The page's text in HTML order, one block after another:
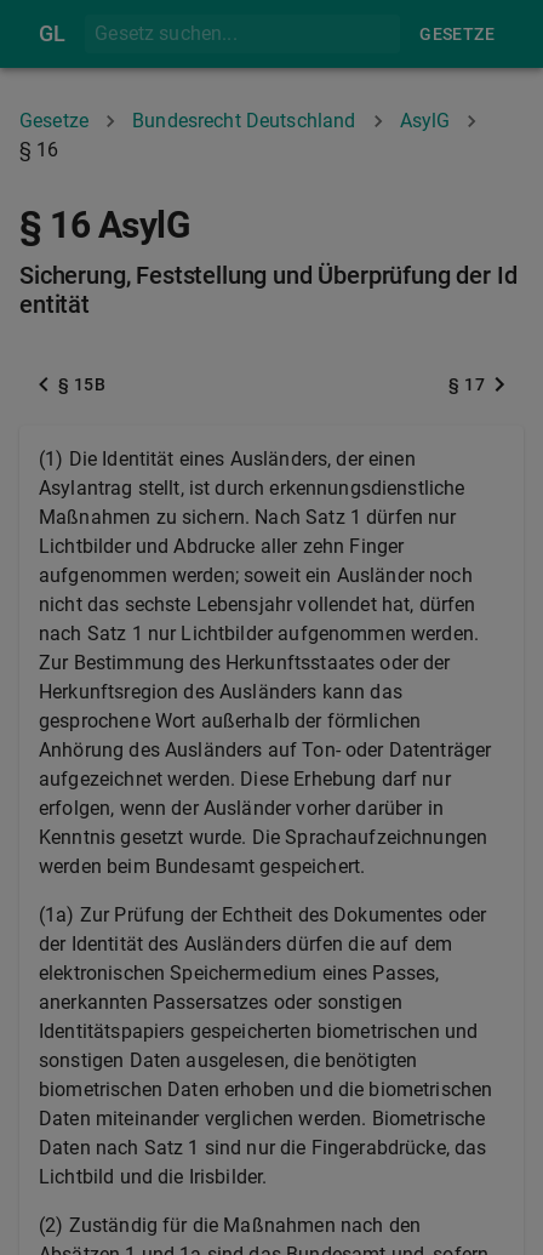
GL GESETZE
Gesetze Bundesrecht Deutschland
AsylG
§ 16
§ 16 AsylG
Sicherung, Feststellung und Überprüfung der Id
entität
§ 15B § 17
(1) Die Identität eines Ausländers, der einen
Asylantrag stellt, ist durch erkennungsdienstliche
Maßnahmen zu sichern. Nach Satz 1 dürfen nur
Lichtbilder und Abdrucke aller zehn Finger
aufgenommen werden; soweit ein Ausländer noch
nicht das sechste Lebensjahr vollendet hat, dürfen
nach Satz 1 nur Lichtbilder aufgenommen werden.
Zur Bestimmung des Herkunftsstaates oder der
Herkunftsregion des Ausländers kann das
gesprochene Wort außerhalb der förmlichen
Anhörung des Ausländers auf Ton- oder Datenträger
aufgezeichnet werden. Diese Erhebung darf nur
erfolgen, wenn der Ausländer vorher darüber in
Kenntnis gesetzt wurde. Die Sprachaufzeichnungen
werden beim Bundesamt gespeichert.
(1a) Zur Prüfung der Echtheit des Dokumentes oder
der Identität des Ausländers dürfen die auf dem
elektronischen Speichermedium eines Passes,
anerkannten Passersatzes oder sonstigen
Identitätspapiers gespeicherten biometrischen und
sonstigen Daten ausgelesen, die benötigten
biometrischen Daten erhoben und die biometrischen
Daten miteinander verglichen werden. Biometrische
Daten nach Satz 1 sind nur die Fingerabdrücke, das
Lichtbild und die Irisbilder.
(2) Zuständig für die Maßnahmen nach den